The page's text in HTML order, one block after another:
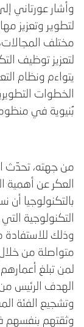
وأشار عورتاني
لتطوير وتعزيز
مختلف المجالات،
لتعزيز توظيف
يتواءم ونظام
الخطوات
بُنيوية في
من جهته، تحدّث
العكر عن أهمية
بالتكنولوجيا
وذلك
لمن تبلغ
الهدف الرئيس
وتشجيع الفئة
وثقتهم بنفسهم